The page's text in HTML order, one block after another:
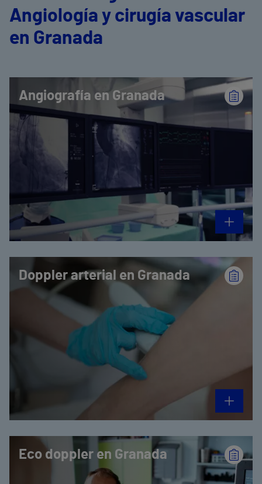
Angiología y cirugía vascular
en Granada
Angiografía en Granada
Doppler arterial en Granada
Eco doppler en Granada